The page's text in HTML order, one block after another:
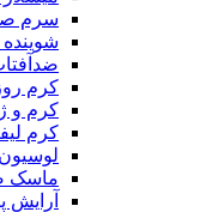
سرم
کرم
کرم و
کرم
ماسک
آرایش